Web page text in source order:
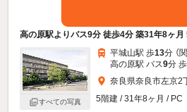
高の原駅よりバス9分 徒歩4分 築31年8ヶ月
すべての写真
平城山駅 歩13分 （
高の原駅 バス9分 歩
奈良県奈良市左京2
5階建 / 31年8ヶ月 / PC